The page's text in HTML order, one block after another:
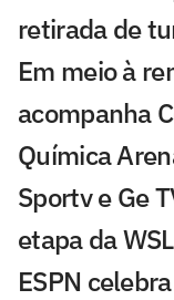
retirada de
Em meio à
acompanha
Química
Sportv e Ge
etapa da
ESPN